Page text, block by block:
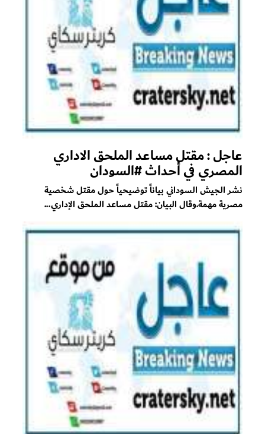
عاجل : مقتل مساعد الملحق الاداري
المصري في أحداث #السودان
نشر الجيش السوداني بياناً توضيحياً حول مقتل شخصية
مصرية مهمة.وقال البيان: مقتل مساعد الملحق الإداري...